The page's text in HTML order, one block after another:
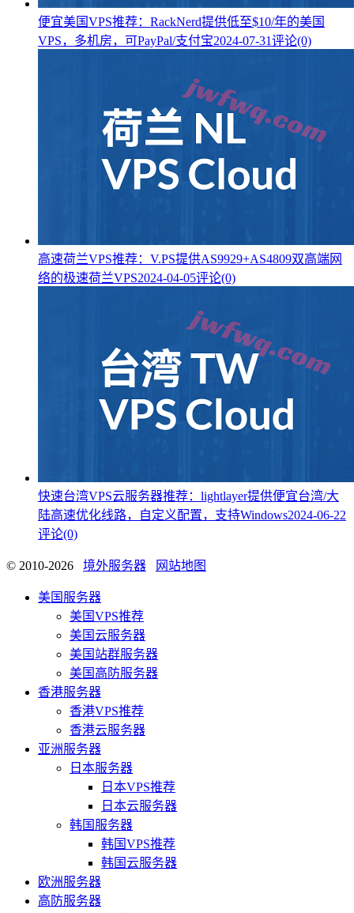
便宜美国VPS推荐：RackNerd提供低至$10/年的美国
VPS，多机房，可PayPal/支付宝2024-07-31评论(0)
高速荷兰VPS推荐：V.PS提供AS9929+AS4809双高端网
络的极速荷兰VPS2024-04-05评论(0)
快速台湾VPS云服务器推荐：lightlayer提供便宜台湾/大
陆高速优化线路，自定义配置，支持Windows2024-06-22
评论(0)
© 2010-2026 境外服务器 网站地图
美国服务器
美国VPS推荐
美国云服务器
美国站群服务器
美国高防服务器
香港服务器
香港VPS推荐
香港云服务器
亚洲服务器
日本服务器
日本VPS推荐
日本云服务器
韩国服务器
韩国VPS推荐
韩国云服务器
欧洲服务器
高防服务器